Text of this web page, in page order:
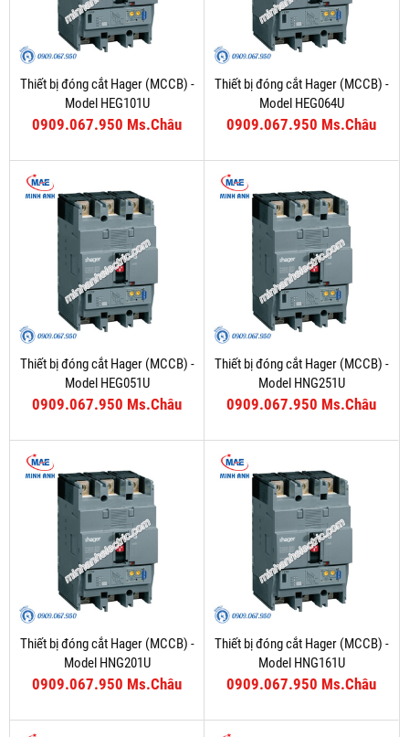
Thiết bị đóng cắt Hager (MCCB) -
Model HEG101U
0909.067.950 Ms.Châu
Thiết bị đóng cắt Hager (MCCB) -
Model HEG064U
0909.067.950 Ms.Châu
Thiết bị đóng cắt Hager (MCCB) -
Model HEG051U
0909.067.950 Ms.Châu
Thiết bị đóng cắt Hager (MCCB) -
Model HNG251U
0909.067.950 Ms.Châu
Thiết bị đóng cắt Hager (MCCB) -
Model HNG201U
0909.067.950 Ms.Châu
Thiết bị đóng cắt Hager (MCCB) -
Model HNG161U
0909.067.950 Ms.Châu